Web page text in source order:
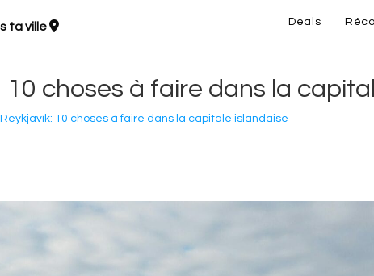
ta ville Deals
10 choses à faire dans la
10 choses à faire dans la capitale islandaise